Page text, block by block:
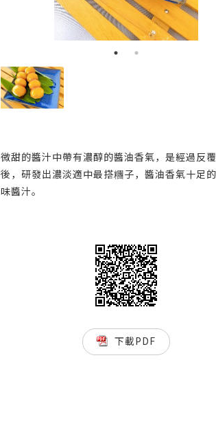
微甜的醬汁中帶有濃醇的醬油香氣，是經過反
後，研發出濃淡適中最搭糰子，醬油香氣十足
味醬汁。
下載PDF